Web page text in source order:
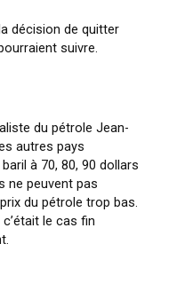
décision de quitter
suivre.
du pétrole Jean-
autres pays
à 70, 80, 90 dollars
ne peuvent pas
du pétrole trop bas.
le cas fin